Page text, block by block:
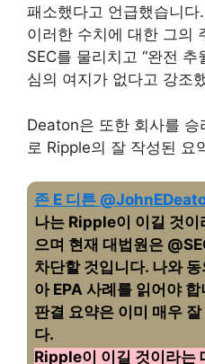
패소했다고 언급했습니
이러한 수치에 대한 그의
SEC를 물리치고 “완전 추
심의 여지가 없다고 강조
Deaton은 또한 회사를
로 Ripple의 잘 작성된 요
존 E 디튼
나는 Ripple이 이길 것이
으며 현재 대법원은
차단할 것입니다. 나와
아 EPA 사례를 읽어야
판결 요약은 이미 매우
다.
Ripple이 이길 것이라는